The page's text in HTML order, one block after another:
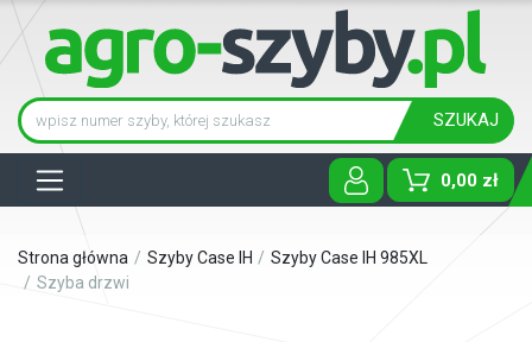
SZUKAJ
0,00 zł
Strona główna Szyby Case IH
Szyby Case IH 985XL
Szyba drzwi